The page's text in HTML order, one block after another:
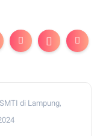
di Lampung,